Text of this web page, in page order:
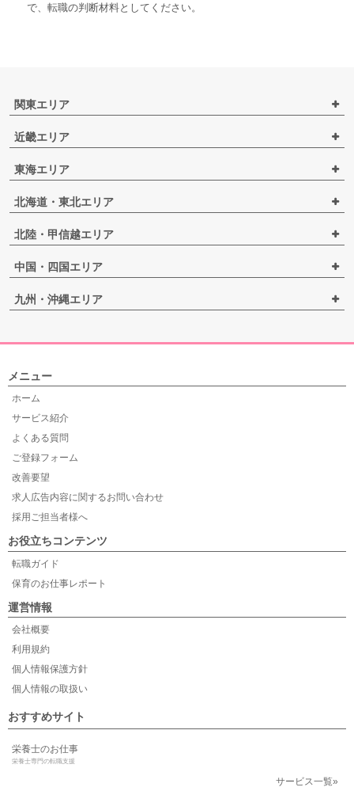
で、転職の判断材料としてください。
関東エリア
近畿エリア
東海エリア
北海道・東北エリア
北陸・甲信越エリア
中国・四国エリア
九州・沖縄エリア
メニュー
ホーム
サービス紹介
よくある質問
ご登録フォーム
改善要望
求人広告内容に関するお問い合わせ
採用ご担当者様へ
お役立ちコンテンツ
転職ガイド
保育のお仕事レポート
運営情報
会社概要
利用規約
個人情報保護方針
個人情報の取扱い
おすすめサイト
栄養士のお仕事
栄養士専門の転職支援
サービス一覧»